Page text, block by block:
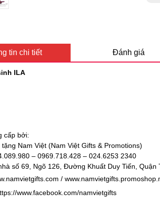
tin chi tiết Đánh giá
ILA
cấp bởi:
Nam Việt (Nam Việt Gifts & Promotions)
– 0969.718.428 – 024.6253 2340
số 69, Ngõ 126, Đường Khuất Duy Tiến, Quận
/
www.facebook.com/namvietgifts